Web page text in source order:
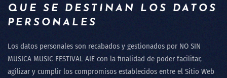
QUE SE DESTINAN LOS DATOS
PERSONALES
Los datos personales son recabados y gestionados por NO SIN
MUSICA MUSIC FESTIVAL AIE con la finalidad de poder facilitar,
agilizar y cumplir los compromisos establecidos entre el Sitio Web